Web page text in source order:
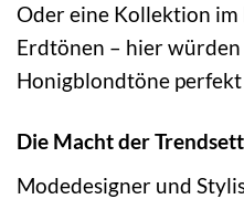
Oder eine Kollektion
Erdtönen – hier
Honigblondtöne
Die Macht der
Modedesigner und